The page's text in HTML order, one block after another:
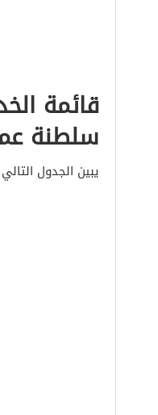
قائمة
سلطنة
يبين الجدول